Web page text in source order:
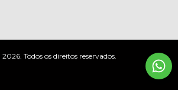
Todos os direitos reservados.